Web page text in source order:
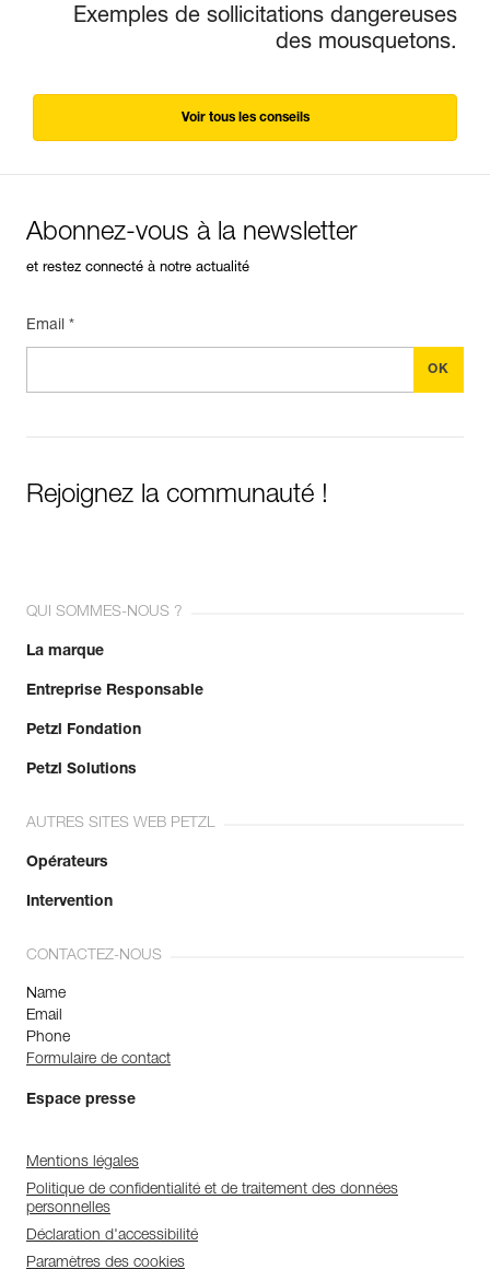
Exemples de sollicitations dangereuses
des mousquetons.
Voir tous les conseils
Abonnez-vous à la newsletter
et restez connecté à notre actualité
Email *
Rejoignez la communauté !
QUI SOMMES-NOUS ?
La marque
Entreprise Responsable
Petzl Fondation
Petzl Solutions
AUTRES SITES WEB PETZL
Opérateurs
Intervention
CONTACTEZ-NOUS
Name
Email
Phone
Formulaire de contact
Espace presse
Mentions légales
Politique de confidentialité et de traitement des données
personnelles
Déclaration d'accessibilité
Paramètres des cookies